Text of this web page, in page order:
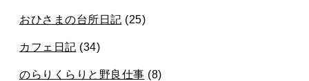
おひさまの台所日記 (25)
カフェ日記 (34)
のらりくらりと野良仕事 (8)